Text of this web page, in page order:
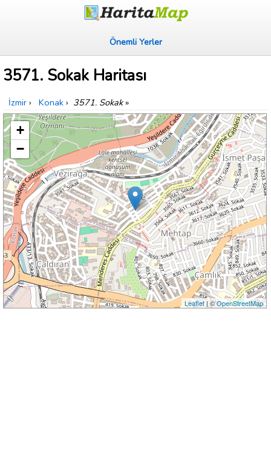
Önemli Yerler
3571. Sokak Haritası
İzmir › Konak › 3571. Sokak»
+
−
Leaflet| ©OpenStreetMap